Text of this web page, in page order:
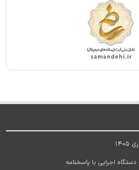
دستگاه اجرایی با پاسخنامه